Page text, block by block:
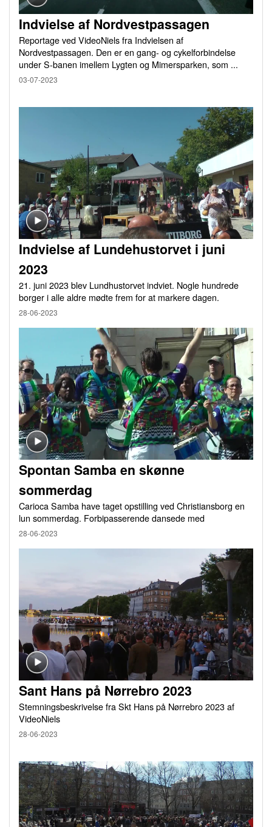
Indvielse af Nordvestpassagen
Reportage ved VideoNiels fra Indvielsen af
Nordvestpassagen. Den er en gang- og cykelforbindelse
under S-banen imellem Lygten og Mimersparken, som ...
03-07-2023
Indvielse af Lundehustorvet i juni
2023
21. juni 2023 blev Lundhustorvet indviet. Nogle hundrede
borger i alle aldre mødte frem for at markere dagen.
28-06-2023
Spontan Samba en skønne
sommerdag
Carioca Samba have taget opstilling ved Christiansborg en
lun sommerdag. Forbipasserende dansede med
28-06-2023
Sant Hans på Nørrebro 2023
Stemningsbeskrivelse fra Skt Hans på Nørrebro 2023 af
VideoNiels
28-06-2023